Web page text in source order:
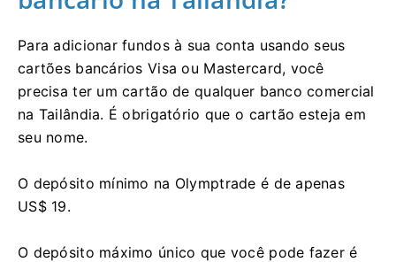
Para adicionar fundos à sua conta usando seus
cartões bancários Visa ou Mastercard, você
precisa ter um cartão de qualquer banco comercial
na Tailândia. É obrigatório que o cartão esteja em
seu nome.
O depósito mínimo na Olymptrade é de apenas
US$ 19.
O depósito máximo único que você pode fazer é